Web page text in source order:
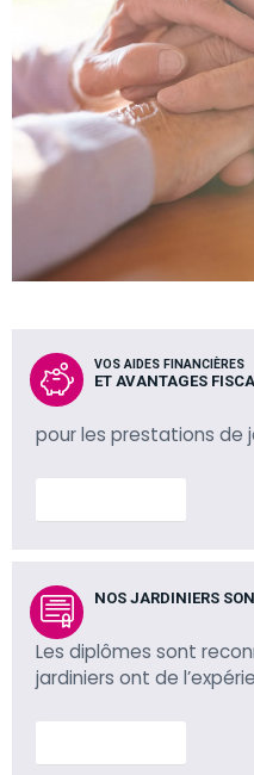
VOS AIDES FINANCIÈRES
ET AVANTAGES
pour les prestations de
NOS JARDINIERS
Les diplômes sont
jardiniers ont de